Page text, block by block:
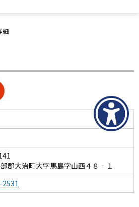
細
郡大治町大字馬島字山西４８‐１